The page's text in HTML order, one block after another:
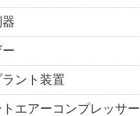
ント装置
エアーコンプレッサー